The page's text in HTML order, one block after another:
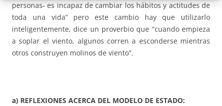
personas- es incapaz de cambiar los hábitos y actitudes de
toda una vida” pero este cambio hay que utilizarlo
inteligentemente, dice un proverbio que “cuando empieza
a soplar el viento, algunos corren a esconderse mientras
otros construyen molinos de viento”.
a) REFLEXIONES ACERCA DEL MODELO DE ESTADO: